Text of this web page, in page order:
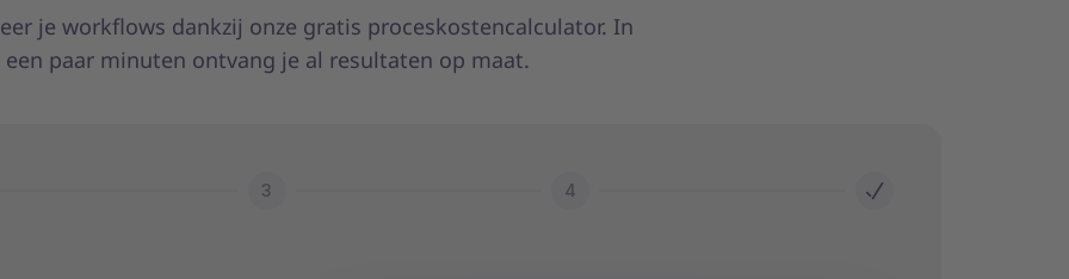
je workflows dankzij onze gratis proceskostencalculator. In
een paar minuten ontvang je al resultaten op maat.
3 4